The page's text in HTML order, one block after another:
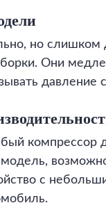
но
Они
давление
компрессор
с